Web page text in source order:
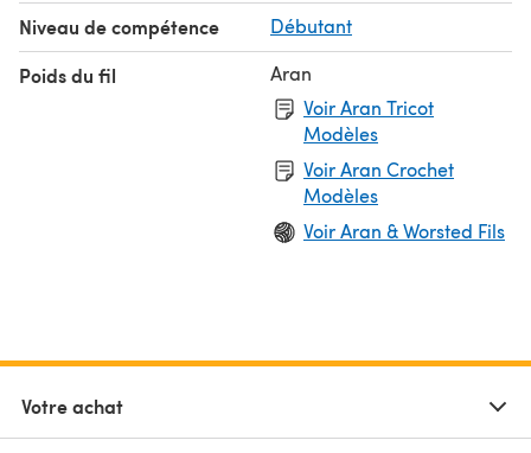
Niveau de compétence Débutant
Poids du fil
Aran
Voir Aran Tricot
Modèles
Voir Aran Crochet
Modèles
Voir Aran & Worsted Fils
Votre achat